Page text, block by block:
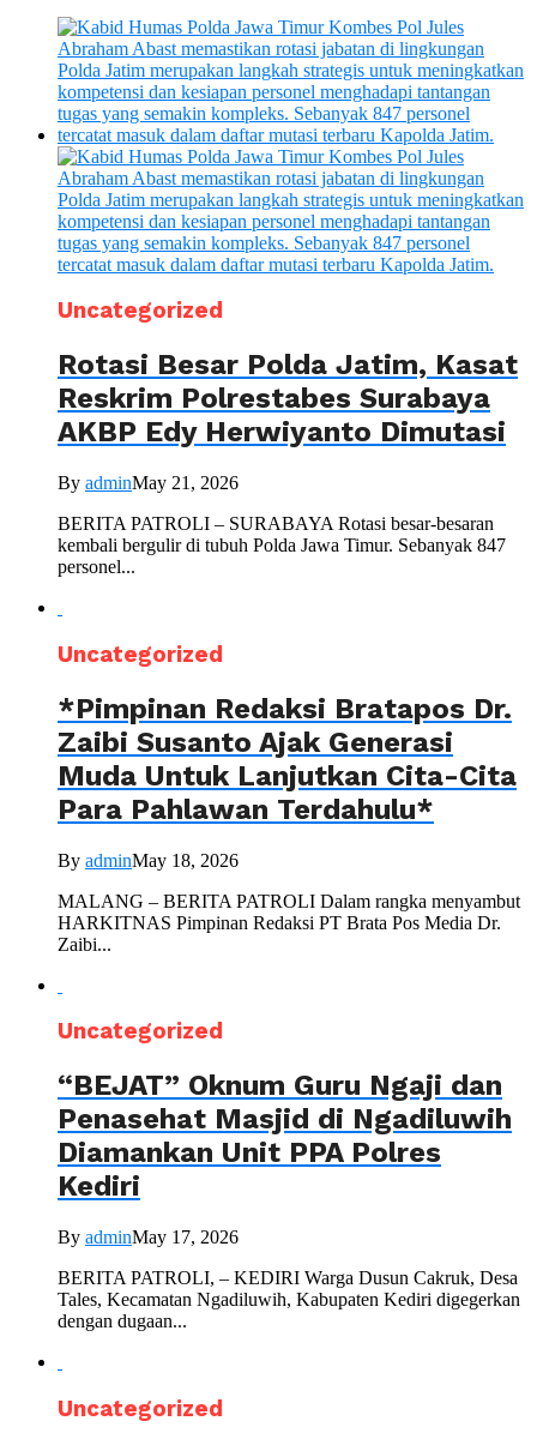
Uncategorized
Rotasi Besar Polda Jatim, Kasat
Reskrim Polrestabes Surabaya
AKBP Edy Herwiyanto Dimutasi
By adminMay 21, 2026
BERITA PATROLI – SURABAYA Rotasi besar-besaran
kembali bergulir di tubuh Polda Jawa Timur. Sebanyak 847
personel...
Uncategorized
*Pimpinan Redaksi Bratapos Dr.
Zaibi Susanto Ajak Generasi
Muda Untuk Lanjutkan Cita-Cita
Para Pahlawan Terdahulu*
By adminMay 18, 2026
MALANG – BERITA PATROLI Dalam rangka menyambut
HARKITNAS Pimpinan Redaksi PT Brata Pos Media Dr.
Zaibi...
Uncategorized
“BEJAT” Oknum Guru Ngaji dan
Penasehat Masjid di Ngadiluwih
Diamankan Unit PPA Polres
Kediri
By adminMay 17, 2026
BERITA PATROLI, – KEDIRI Warga Dusun Cakruk, Desa
Tales, Kecamatan Ngadiluwih, Kabupaten Kediri digegerkan
dengan dugaan...
Uncategorized